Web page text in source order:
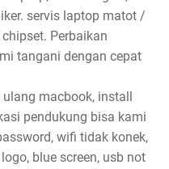
servis laptop matot /
Perbaikan
tangani dengan cepat
macbook, install
pendukung bisa kami
wifi tidak konek,
blue screen, usb not